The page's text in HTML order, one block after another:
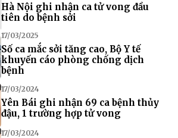
Hà Nội ghi nhận ca tử vong đầu
tiên do bệnh sởi
17/03/2025
Số ca mắc sởi tăng cao, Bộ Y tế
khuyến cáo phòng chống dịch
bệnh
17/03/2024
Yên Bái ghi nhận 69 ca bệnh thủy
đậu, 1 trường hợp tử vong
17/03/2024